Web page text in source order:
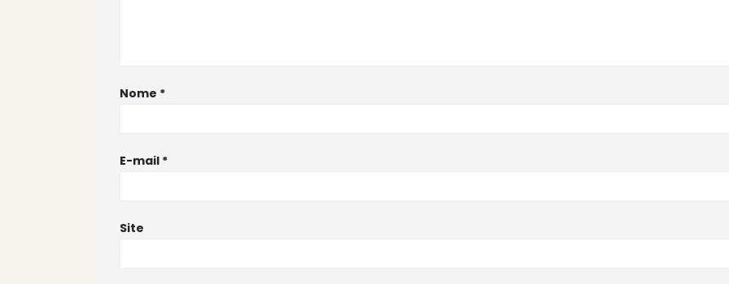
Nome *
E-mail *
Site